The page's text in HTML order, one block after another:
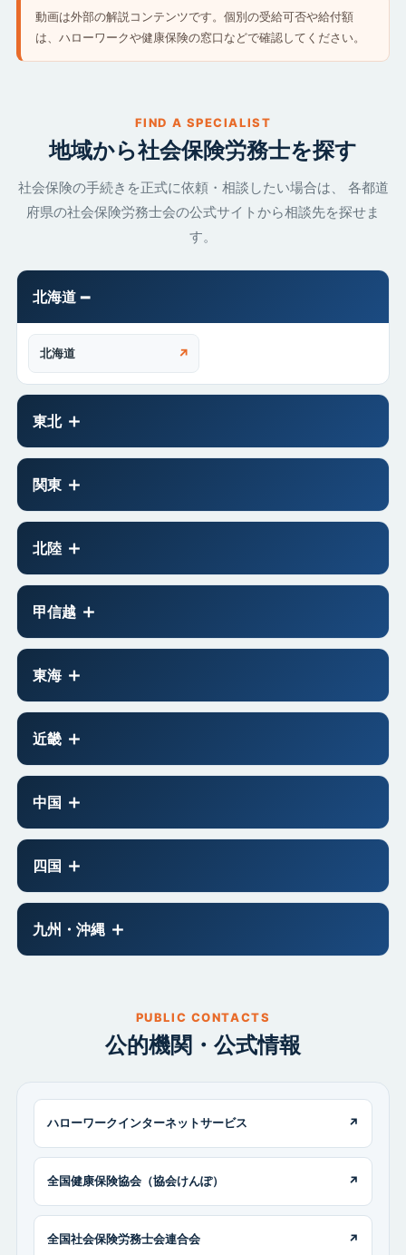
動画は外部の解説コンテンツです。個別の受給可否や給付額
は、ハローワークや健康保険の窓口などで確認してください。
FIND A SPECIALIST
地域から社会保険労務士を探す
社会保険の手続きを正式に依頼・相談したい場合は、 各都道
府県の社会保険労務士会の公式サイトから相談先を探せま
す。
北海道
北海道 ↗
東北
関東
北陸
甲信越
東海
近畿
中国
四国
九州・沖縄
PUBLIC CONTACTS
公的機関・公式情報
ハローワークインターネットサービス ↗
全国健康保険協会（協会けんぽ） ↗
全国社会保険労務士会連合会 ↗